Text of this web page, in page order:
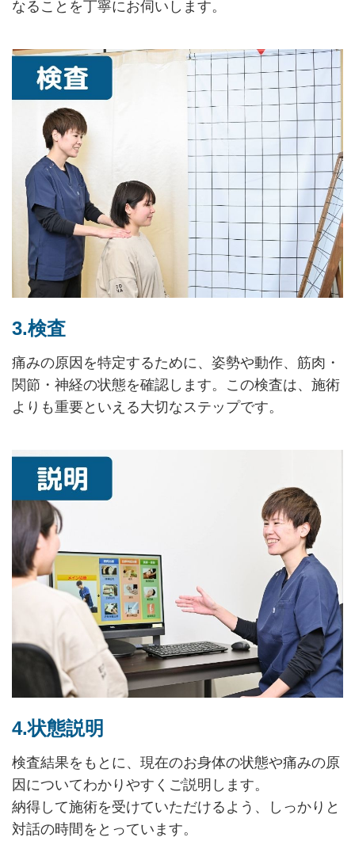
なることを丁寧にお伺いします。
3.検査
痛みの原因を特定するために、姿勢や動作、筋肉・
関節・神経の状態を確認します。この検査は、施術
よりも重要といえる大切なステップです。
4.状態説明
検査結果をもとに、現在のお身体の状態や痛みの原
因についてわかりやすくご説明します。
納得して施術を受けていただけるよう、しっかりと
対話の時間をとっています。